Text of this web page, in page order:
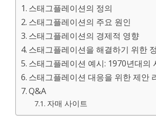
스태그플레이션의 정의
스태그플레이션의 주요 원인
스태그플레이션의 경제적 영향
스태그플레이션을 해결하기 위한
스태그플레이션 예시: 1970년대의
스태그플레이션 대응을 위한 제안
Q&A
자매 사이트